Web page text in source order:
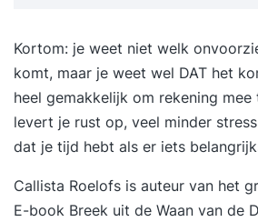
sneller en doelgerichter. Geen
direct toepasbare technieken
maken, je creativiteit versterken
productiviteit verhogen. Dat is
leren tijdens deze cursus: hoe je
eigen werk toepast. Je leert hoe
voor overzicht, structuur,
En we zorgen dat je dit
Kortom: je weet niet welk
komt, maar je weet wel DAT het
heel gemakkelijk om rekening mee
levert je rust op, veel minder
dat je tijd hebt als er iets
Callista Roelofs is auteur van het
E-book Breek uit de Waan van de